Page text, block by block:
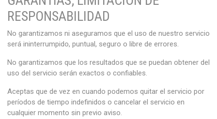
RESPONSABILIDAD
No garantizamos ni aseguramos que el uso de nuestro servicio
será ininterrumpido, puntual, seguro o libre de errores.
No garantizamos que los resultados que se puedan obtener del
uso del servicio serán exactos o confiables.
Aceptas que de vez en cuando podemos quitar el servicio por
períodos de tiempo indefinidos o cancelar el servicio en
cualquier momento sin previo aviso.